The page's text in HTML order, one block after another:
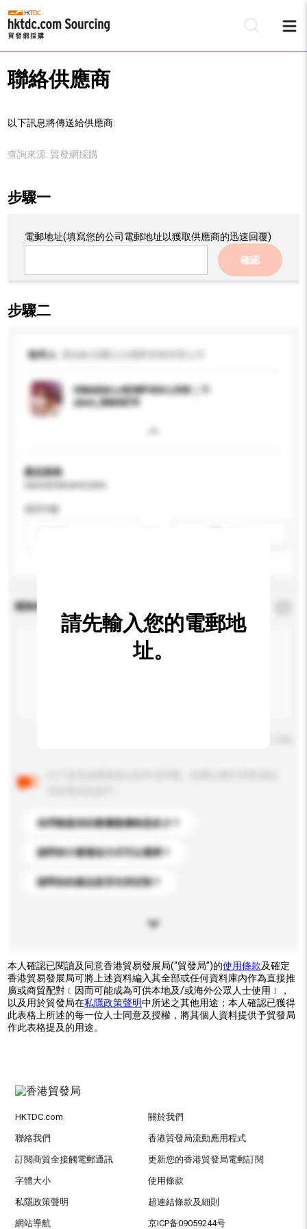
聯絡供應商
以下訊息將傳送給供應商:
查詢來源: 貿發網採購
步驟一
電郵地址(填寫您的公司電郵地址以獲取供應商的迅速回覆)
確認
步驟二
收件人
ONIARAI x KEWPISH LOVE｜T-
shirt_B840079
產品規格
適用年齡
查詢內容
你們能提供的最優惠價格是多少？
請問有什麼運送方式可以選擇？
請問你的產品是否支持定制？
請先輸入您的電郵地
址。
本人確認已閱讀及同意香港貿易發展局(“貿發局”)的使用條款及確定
香港貿易發展局可將上述資料編入其全部或任何資料庫內作為直接推
廣或商貿配對﹝因而可能成為可供本地及/或海外公眾人士使用﹞，
以及用於貿發局在私隱政策聲明中所述之其他用途；本人確認已獲得
此表格上所述的每一位人士同意及授權，將其個人資料提供予貿發局
作此表格提及的用途。
HKTDC.com 關於我們
聯絡我們 香港貿發局流動應用程式
訂閱商貿全接觸電郵通訊 更新您的香港貿發局電郵訂閱
字體大小 使用條款
私隱政策聲明 超連結條款及細則
網站導航 京ICP备09059244号